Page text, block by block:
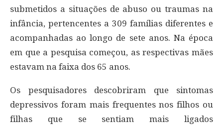
submetidos a situações de abuso ou traumas na
infância, pertencentes a 309 famílias diferentes e
acompanhadas ao longo de sete anos. Na época
em que a pesquisa começou, as respectivas mães
estavam na faixa dos 65 anos.
Os pesquisadores descobriram que sintomas
depressivos foram mais frequentes nos filhos ou
filhas que se sentiam mais ligados